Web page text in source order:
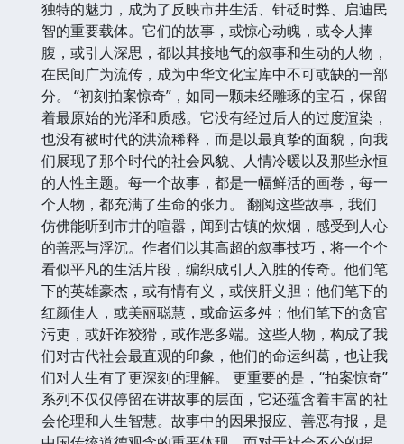
独特的魅力，成为了反映市井生活、针砭时弊、启迪民
智的重要载体。它们的故事，或惊心动魄，或令人捧
腹，或引人深思，都以其接地气的叙事和生动的人物，
在民间广为流传，成为中华文化宝库中不可或缺的一部
分。 “初刻拍案惊奇”，如同一颗未经雕琢的宝石，保留
着最原始的光泽和质感。它没有经过后人的过度渲染，
也没有被时代的洪流稀释，而是以最真挚的面貌，向我
们展现了那个时代的社会风貌、人情冷暖以及那些永恒
的人性主题。每一个故事，都是一幅鲜活的画卷，每一
个人物，都充满了生命的张力。 翻阅这些故事，我们
仿佛能听到市井的喧嚣，闻到古镇的炊烟，感受到人心
的善恶与浮沉。作者们以其高超的叙事技巧，将一个个
看似平凡的生活片段，编织成引人入胜的传奇。他们笔
下的英雄豪杰，或有情有义，或侠肝义胆；他们笔下的
红颜佳人，或美丽聪慧，或命运多舛；他们笔下的贪官
污吏，或奸诈狡猾，或作恶多端。这些人物，构成了我
们对古代社会最直观的印象，他们的命运纠葛，也让我
们对人生有了更深刻的理解。 更重要的是，“拍案惊奇”
系列不仅仅停留在讲故事的层面，它还蕴含着丰富的社
会伦理和人生智慧。故事中的因果报应、善恶有报，是